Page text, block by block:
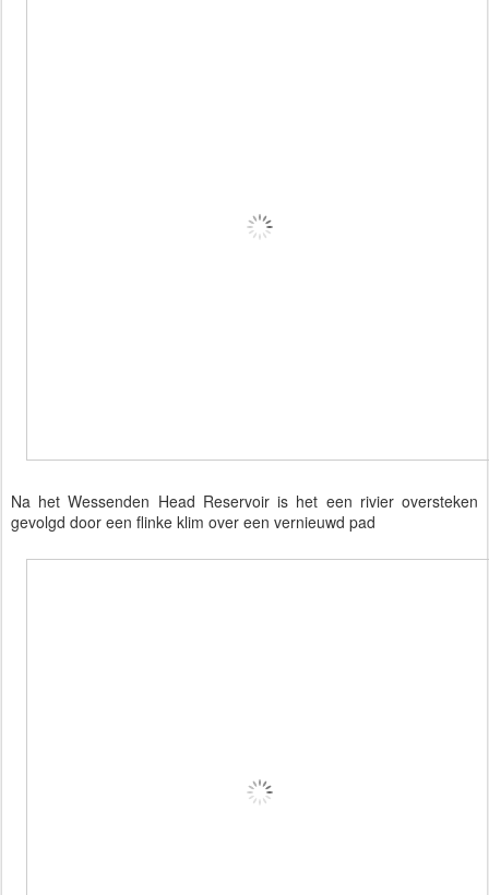
Na het Wessenden Head Reservoir is het een rivier oversteken
gevolgd door een flinke klim over een vernieuwd pad